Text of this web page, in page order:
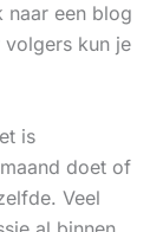
naar een blog
kun je
is
doet of
Veel